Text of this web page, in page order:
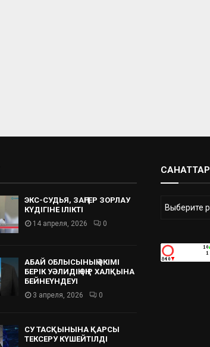
ЭКС-СУДЬЯ, ЗАҢГЕР ЗОРЛАУ
КҮДІГІНЕ ІЛІКТІ
14 апреля, 2026 0
АБАЙ ОБЛЫСЫНЫҢ ӘКІМІ
БЕРІК УӘЛИДІҢ ӨҢІР ХАЛҚЫНА
БЕЙНЕҮНДЕУІ
3 апреля, 2026 0
СУ ТАСҚЫНЫНА ҚАРСЫ
ТЕКСЕРУ КҮШЕЙТІЛДІ
САНАТТАР